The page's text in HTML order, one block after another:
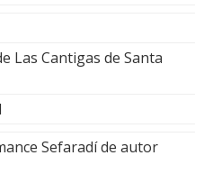
Las Cantigas de Santa
Sefaradí de autor